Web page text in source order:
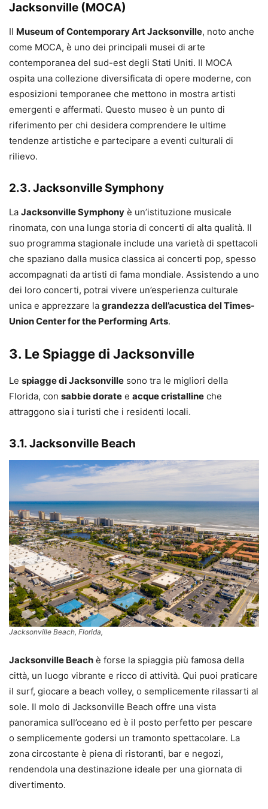
Jacksonville (MOCA)
Il Museum of Contemporary Art Jacksonville, noto anche
come MOCA, è uno dei principali musei di arte
contemporanea del sud-est degli Stati Uniti. Il MOCA
ospita una collezione diversificata di opere moderne, con
esposizioni temporanee che mettono in mostra artisti
emergenti e affermati. Questo museo è un punto di
riferimento per chi desidera comprendere le ultime
tendenze artistiche e partecipare a eventi culturali di
rilievo.
2.3. Jacksonville Symphony
La Jacksonville Symphony è un’istituzione musicale
rinomata, con una lunga storia di concerti di alta qualità. Il
suo programma stagionale include una varietà di spettacoli
che spaziano dalla musica classica ai concerti pop, spesso
accompagnati da artisti di fama mondiale. Assistendo a uno
dei loro concerti, potrai vivere un’esperienza culturale
unica e apprezzare la grandezza dell’acustica del Times-
Union Center for the Performing Arts.
3. Le Spiagge di Jacksonville
Le spiagge di Jacksonville sono tra le migliori della
Florida, con sabbie dorate e acque cristalline che
attraggono sia i turisti che i residenti locali.
3.1. Jacksonville Beach
Jacksonville Beach, Florida,
Jacksonville Beach è forse la spiaggia più famosa della
città, un luogo vibrante e ricco di attività. Qui puoi praticare
il surf, giocare a beach volley, o semplicemente rilassarti al
sole. Il molo di Jacksonville Beach offre una vista
panoramica sull’oceano ed è il posto perfetto per pescare
o semplicemente godersi un tramonto spettacolare. La
zona circostante è piena di ristoranti, bar e negozi,
rendendola una destinazione ideale per una giornata di
divertimento.